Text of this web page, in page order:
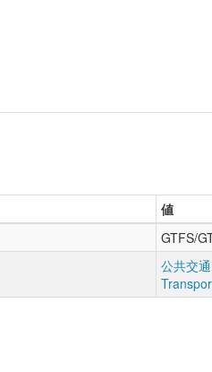
値
GTFS/
公共交